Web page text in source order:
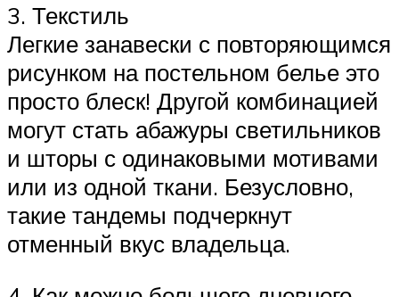
3. Текстиль
Легкие занавески с повторяющимся
рисунком на постельном белье это
просто блеск! Другой комбинацией
могут стать абажуры светильников
и шторы с одинаковыми мотивами
или из одной ткани. Безусловно,
такие тандемы подчеркнут
отменный вкус владельца.